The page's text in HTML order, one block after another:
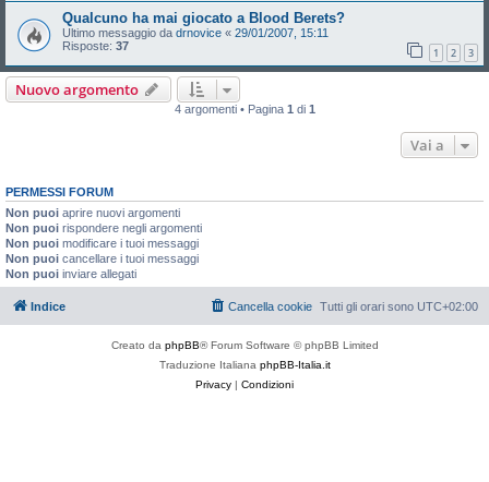
Qualcuno ha mai giocato a Blood Berets?
Ultimo messaggio da drnovice « 29/01/2007, 15:11
Risposte: 37 1 2 3
Nuovo argomento
4 argomenti • Pagina 1 di 1
Vai a
PERMESSI FORUM
Non puoi aprire nuovi argomenti
Non puoi rispondere negli argomenti
Non puoi modificare i tuoi messaggi
Non puoi cancellare i tuoi messaggi
Non puoi inviare allegati
Indice Tutti gli orari sono UTC+02:00
Cancella cookie
Creato da phpBB® Forum Software © phpBB Limited
Traduzione Italiana phpBB-Italia.it
Privacy | Condizioni